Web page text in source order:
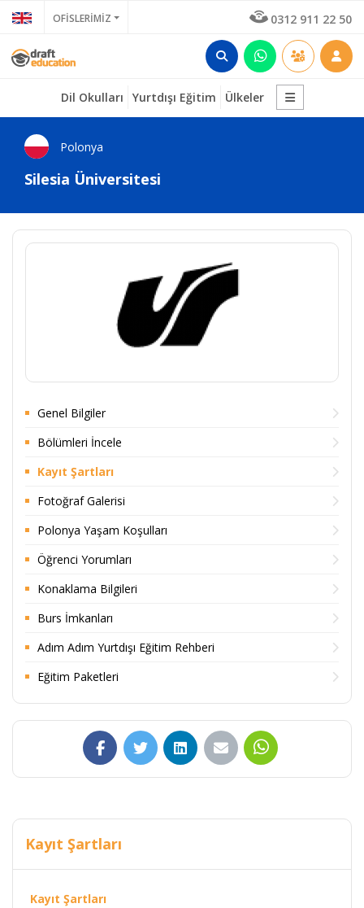
OFİSLERİMİZ 0312 911 22 50
Dil Okulları Yurtdışı Eğitim Ülkeler
Polonya
Silesia Üniversitesi
Genel Bilgiler
Bölümleri İncele
Kayıt Şartları
Fotoğraf Galerisi
Polonya Yaşam Koşulları
Öğrenci Yorumları
Konaklama Bilgileri
Burs İmkanları
Adım Adım Yurtdışı Eğitim Rehberi
Eğitim Paketleri
Kayıt Şartları
Kayıt Şartları